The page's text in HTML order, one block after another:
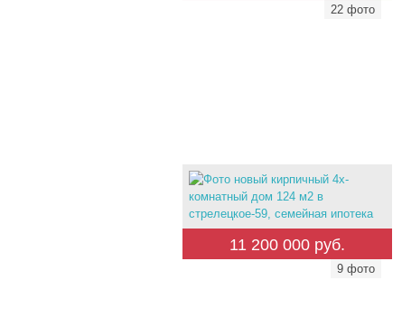
22 фото
11 200 000 руб.
9 фото